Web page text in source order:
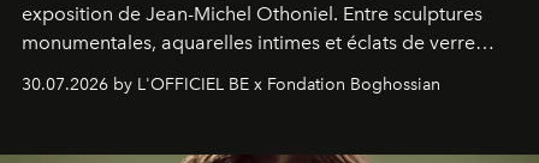
exposition de Jean-Michel Othoniel. Entre sculptures
monumentales, aquarelles intimes et éclats de verre
soufflé, l’artiste français compose un itinéraire
émotionnel où chaque œuvre devient le souvenir
émerveillement.
30.07.2026 by L'OFFICIEL BE x Fondation Boghossian